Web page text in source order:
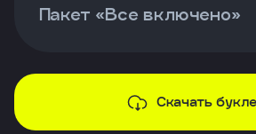
Пакет «Все включено»
Скачать